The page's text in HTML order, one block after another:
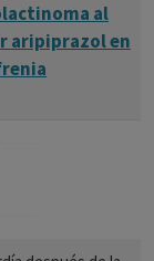
al
aripiprazol en